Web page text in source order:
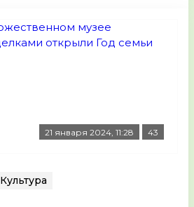
21 января 2024, 11:28 43
Культура